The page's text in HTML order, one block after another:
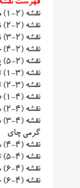
فهرست
نقشه (۲-۱) موقعیت جغرافیایی حوضه آبخیز گرمی چای
نقشه (۲-۲) زیر حوضه های حوضه آبخیز گرمی چای
نقشه (۲-۳) زمین شناسی حوضه آبخیز گرمی چای
نقشه (۲-۴) خاک شناسی حوضه آبخیز گرمی چای
نقشه (۲-۵) پوشش گیاهی حوضه آبخیز گرمی چای
نقشه (۳-۱) توزیع دما در حو ضه آبریز گرمی چای
نقشه (۳-۲) توزیع بارش در حو ضه آبریز گرمی چای
نقشه (۴-۱) طول آبراهه اصلی حوضه گرمی چای
نقشه (۴-۲) شبکه هیدروگرافی آبخیز حوضه گرمی چای
گرمی چای
نقشه (۴-۴) هیپسومتری حوضه آبریز گرمی چای
نقشه (۴-۵) توپوگرافی حوضه آبریز گرمی چای
نقشه (۴-۶) سه بعدی حوضه آبریز گرمی چای
نقشه (۴-۶) جهت شیب حوضه آبریز رودخانه گرمی چای